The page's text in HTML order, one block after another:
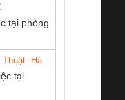
Bộ giám sát dòng
16I+
(2008130000)
Tan Dong Cang
tại phòng
Công Ty SMC Tuyển Gấp Nhân Viên Kỹ Thuật- Hà Nội
tại